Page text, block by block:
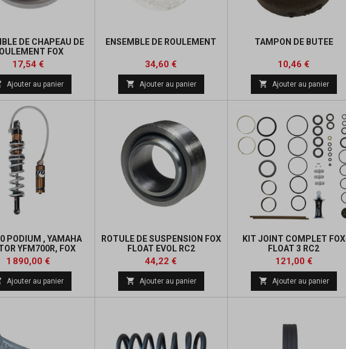
DE CHAPEAU DE
FOX
Prix
17,54 €
Ajouter au panier
ENSEMBLE DE ROULEMENT
Prix
34,60 €
 Ajouter au panier
TAMPON DE BUTEE
Prix
10,46 €
 Ajouter au panier
PODIUM , YAMAHA
YFM700R, FOX
SERIES
Prix
1 890,00 €
Ajouter au panier
ROTULE DE SUSPENSION FOX
FLOAT EVOL RC2
Prix
44,22 €
 Ajouter au panier
KIT JOINT COMPLET FOX
FLOAT 3 RC2
Prix
121,00 €
 Ajouter au panier